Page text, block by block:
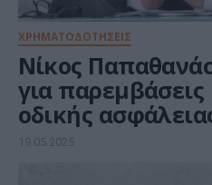
ΧΡΗΜΑΤΟΔΟΤΗΣΕΙΣ
Νίκος
για
οδικής
χρηματοδότηση
19.05.2025